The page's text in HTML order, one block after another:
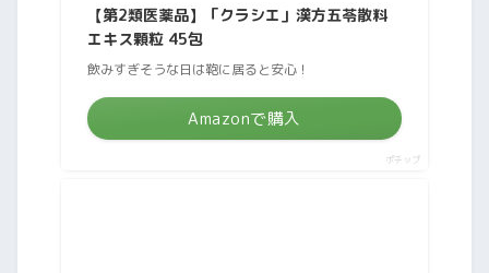
【第2類医薬品】「クラシエ」漢方五苓散料
エキス顆粒 45包
飲みすぎそうな日は鞄に居ると安心！
Amazonで購入
ポチップ